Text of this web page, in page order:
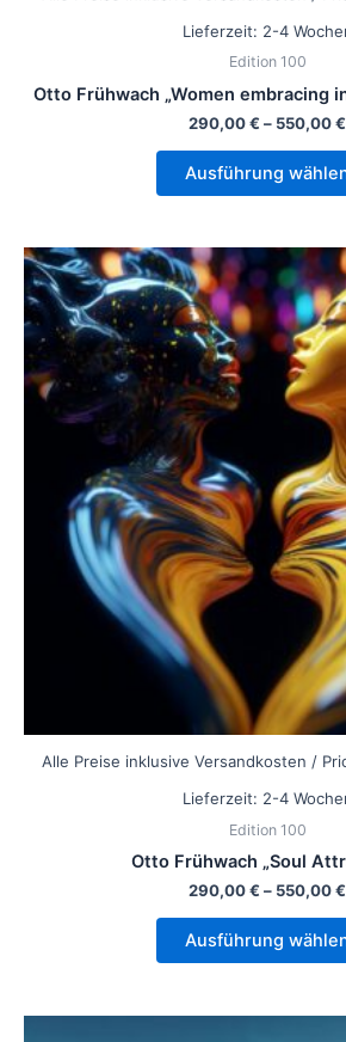
Lieferzeit: 2-4
Edition 100
Otto Frühwach „Women embracing
290,00€ – 550,00€
Ausführung
Alle Preise inklusive Versandkosten /
Lieferzeit: 2-4
Edition 100
Otto Frühwach „Soul
290,00€ – 550,00€
Ausführung